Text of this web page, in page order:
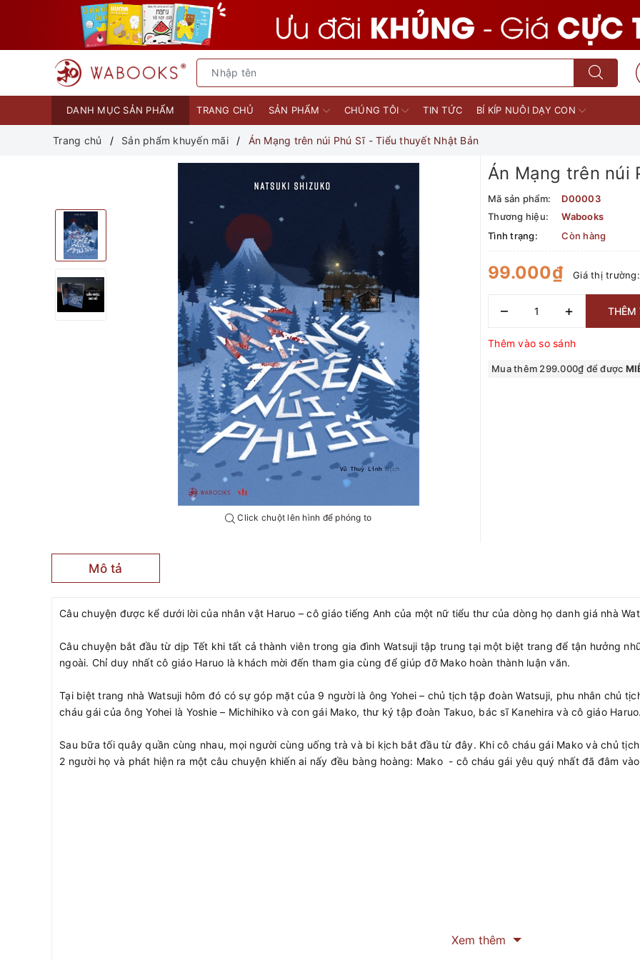
DANH MỤC SẢN PHẨM TRANG CHỦ SẢN PHẨM CHÚNG TÔI TIN TỨC BÍ KÍP NUÔI DẠY CON
Trang chủ Sản phẩm khuyến mãi Án Mạng trên núi Phú Sĩ - Tiểu thuyết Nhật Bản
Click chuột lên hình để phóng to
Án Mạng trên núi
Mã sản phẩm:
D00003
Thương hiệu:
Wabooks
Tình trạng:
Còn hàng
99.000₫ Giá thị
– + THÊM
Thêm vào so sánh
Mua thêm 299.000₫ để được
Mô tả
Câu chuyện được kể dưới lời của nhân vật Haruo – cô giáo tiếng Anh của một nữ tiểu thư của dòng họ danh giá nhà
Câu chuyện bắt đầu từ dịp Tết khi tất cả thành viên trong gia đình Watsuji tập trung tại một biệt trang để tận hưởng
ngoài. Chỉ duy nhất cô giáo Haruo là khách mời đến tham gia cùng để giúp đỡ Mako hoàn thành luận văn.
Tại biệt trang nhà Watsuji hôm đó có sự góp mặt của 9 người là ông Yohei – chủ tịch tập đoàn Watsuji, phu nhân chủ
cháu gái của ông Yohei là Yoshie – Michihiko và con gái Mako, thư ký tập đoàn Takuo, bác sĩ Kanehira và cô giáo
Sau bữa tối quây quần cùng nhau, mọi người cùng uống trà và bi kịch bắt đầu từ đây. Khi cô cháu gái Mako và chủ
2 người họ và phát hiện ra một câu chuyện khiến ai nấy đều bàng hoàng: Mako - cô cháu gái yêu quý nhất đã đâm
Xem thêm